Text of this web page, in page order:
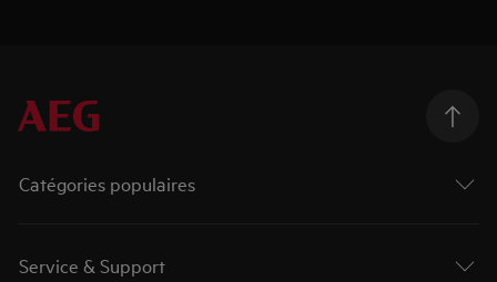
Catégories populaires
Service & Support